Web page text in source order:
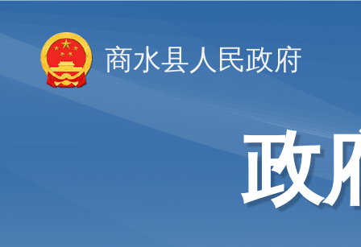
商水县人民政府
政